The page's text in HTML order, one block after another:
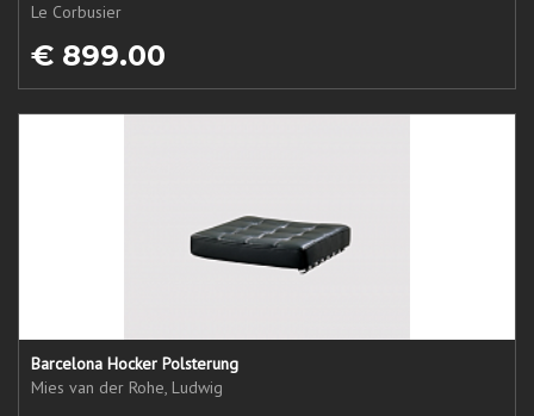
Le Corbusier
€ 899.00
Barcelona Hocker Polsterung
Mies van der Rohe, Ludwig